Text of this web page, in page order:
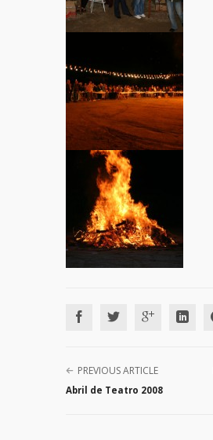
PREVIOUS ARTICLE
Abril de Teatro 2008